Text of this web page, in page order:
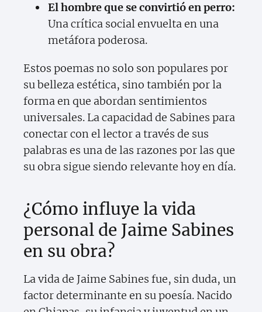
El hombre que se convirtió en perro:
Una crítica social envuelta en una
metáfora poderosa.
Estos poemas no solo son populares por
su belleza estética, sino también por la
forma en que abordan sentimientos
universales. La capacidad de Sabines para
conectar con el lector a través de sus
palabras es una de las razones por las que
su obra sigue siendo relevante hoy en día.
¿Cómo influye la vida
personal de Jaime Sabines
en su obra?
La vida de Jaime Sabines fue, sin duda, un
factor determinante en su poesía. Nacido